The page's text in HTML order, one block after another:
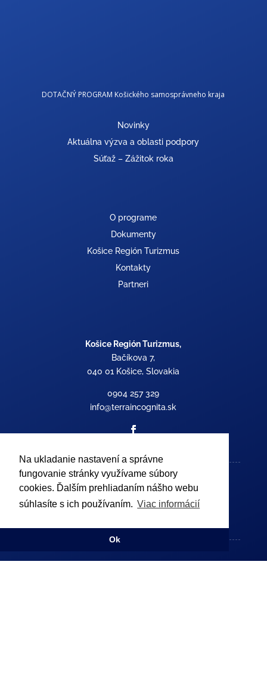
Na ukladanie nastavení a správne
fungovanie stránky využívame súbory
cookies. Ďalším prehliadaním nášho webu
súhlasíte s ich používaním. Viac informácií
Ok
DOTAČNÝ PROGRAM Košického samosprávneho kraja
Novinky
Aktuálna výzva a oblasti podpory
Súťaž – Zážitok roka
O programe
Dokumenty
Košice Región Turizmus
Kontakty
Partneri
Košice Región Turizmus,
Bačíkova 7,
040 01 Košice, Slovakia
0904 257 329
info@terraincognita.sk
Ochrana údajov a podmienky používania
GDPR